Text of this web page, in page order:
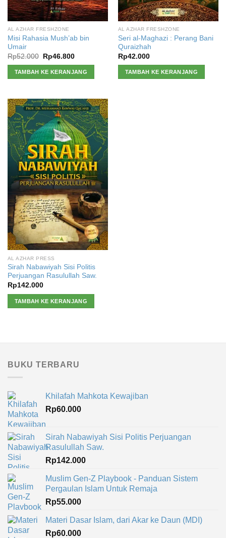
AL AZHAR FRESHZONE
Misi Rahasia Mush’ab bin
Umair
Rp52.000
Harga
aslinya
adalah:
Rp52.000.
Rp46.800Harga
ini
adalah:
TAMBAH KE KERANJANG
AL AZHAR FRESHZONE
Seri al-Maghazi : Perang Bani
Quraizhah
Rp42.000
TAMBAH KE KERANJANG
AL AZHAR PRESS
Sirah Nabawiyah Sisi Politis
Perjuangan Rasulullah Saw.
Rp142.000
TAMBAH KE KERANJANG
BUKU TERBARU
Khilafah Mahkota Kewajiban
Rp60.000
Sirah Nabawiyah Sisi Politis Perjuangan
Rasulullah Saw.
Rp142.000
Muslim Gen-Z Playbook - Panduan Sistem
Pergaulan Islam Untuk Remaja
Rp55.000
Materi Dasar Islam, dari Akar ke Daun (MDI)
Rp60.000